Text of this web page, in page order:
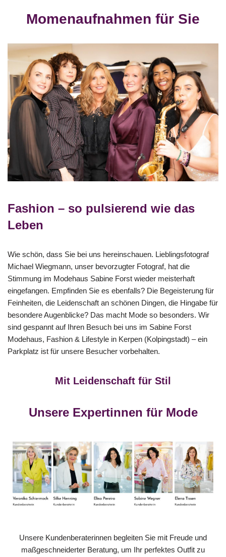
Momenaufnahmen für Sie
Fashion – so pulsierend wie das
Leben
Wie schön, dass Sie bei uns hereinschauen. Lieblingsfotograf
Michael Wiegmann, unser bevorzugter Fotograf, hat die
Stimmung im Modehaus Sabine Forst wieder meisterhaft
eingefangen. Empfinden Sie es ebenfalls? Die Begeisterung für
Feinheiten, die Leidenschaft an schönen Dingen, die Hingabe für
besondere Augenblicke? Das macht Mode so besonders. Wir
sind gespannt auf Ihren Besuch bei uns im Sabine Forst
Modehaus, Fashion & Lifestyle in Kerpen (Kolpingstadt) – ein
Parkplatz ist für unsere Besucher vorbehalten.
Mit Leidenschaft für Stil
Unsere Expertinnen für Mode
Unsere Kundenberaterinnen begleiten Sie mit Freude und
maßgeschneiderter Beratung, um Ihr perfektes Outfit zu